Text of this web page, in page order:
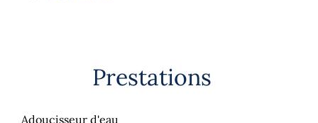
Prestations
Adoucisseur d'eau